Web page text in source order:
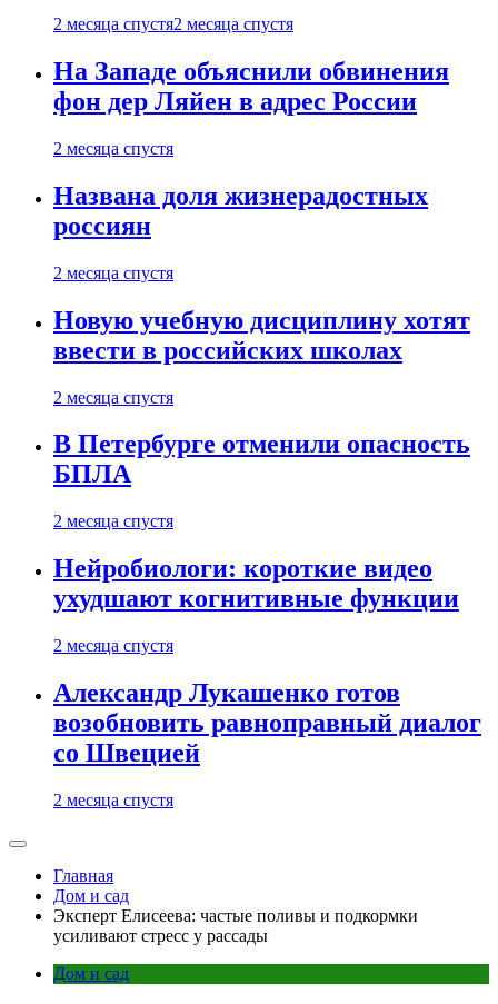
2 месяца спустя2 месяца спустя
На Западе объяснили обвинения
фон дер Ляйен в адрес России
2 месяца спустя
Названа доля жизнерадостных
россиян
2 месяца спустя
Новую учебную дисциплину хотят
ввести в российских школах
2 месяца спустя
В Петербурге отменили опасность
БПЛА
2 месяца спустя
Нейробиологи: короткие видео
ухудшают когнитивные функции
2 месяца спустя
Александр Лукашенко готов
возобновить равноправный диалог
со Швецией
2 месяца спустя
Главная
Дом и сад
Эксперт Елисеева: частые поливы и подкормки
усиливают стресс у рассады
Дом и сад